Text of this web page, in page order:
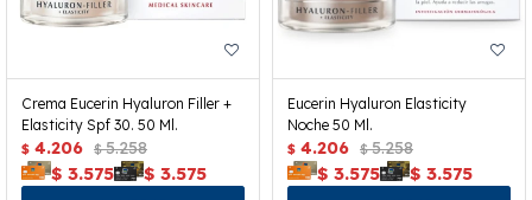
Crema Eucerin Hyaluron Filler +
Elasticity Spf 30. 50 Ml.
$ 4.206 $ 5.258
$ 3.575 $ 3.575
Eucerin Hyaluron Elasticity
Noche 50 Ml.
$ 4.206 $ 5.258
$ 3.575 $ 3.575